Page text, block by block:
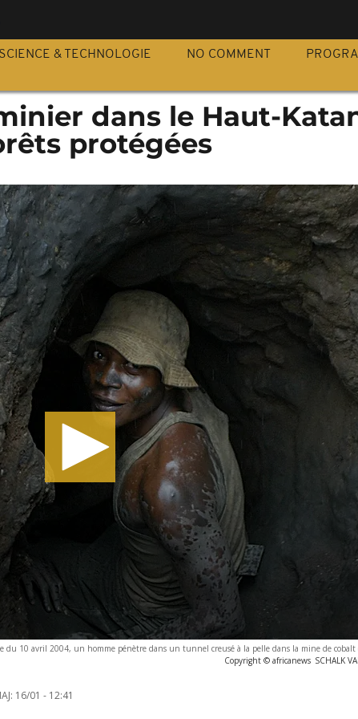
SCIENCE & TECHNOLOGIE NO COMMENT
dans le Haut-
protégées
du 10 avril 2004, un homme pénètre dans un tunnel creusé à la pelle dans la mine de
Copyright © africanews SCHALK
16/01 - 12:41